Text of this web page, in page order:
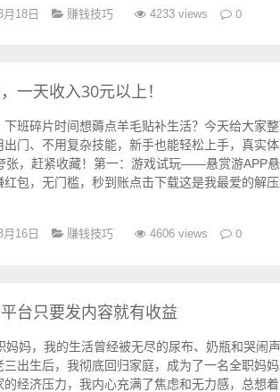
月18日 赚钱技巧 4233 views 0
一天收入30元以上！
班碎片时间想薅点羊毛贴补生活？今天给大家
门、不用复杂技能，新手也能轻松上手，真实
张，赶紧收藏！第一：游戏试玩——悬赏游APP
包，无门槛，秒到账点击下载这是我最爱的解压
16日 赚钱技巧 4606 views 0
台只要发内容就有收益
妈妈，我的生活曾经被无尽的尿布、奶瓶和哭闹
出生后，我彻底回归家庭，成为了一名全职妈
经济压力，我内心充满了焦虑和无力感，总想